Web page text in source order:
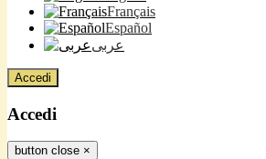
Français
Español
عربى
Accedi
Accedi
button close ×